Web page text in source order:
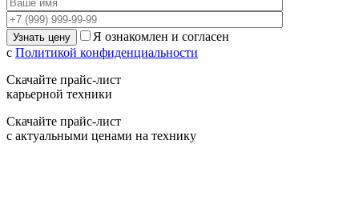
Я ознакомлен и согласен
с Политикой конфиденциальности
Скачайте прайс-лист
карьерной техники
Скачайте прайс-лист
с актуальными ценами на технику